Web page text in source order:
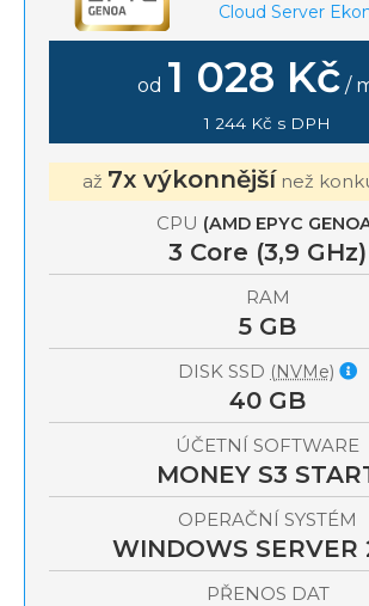
Cloud Server
od 1 028 Kč/
1 244 Kč s DPH
až 7x výkonnější než
CPU (AMD EPYC
3 Core (3,9 GHz)
RAM
5 GB
DISK SSD (NVMe)
40 GB
ÚČETNÍ SOFTWARE
MONEY S3
OPERAČNÍ SYSTÉM
WINDOWS SERVER
PŘENOS DAT